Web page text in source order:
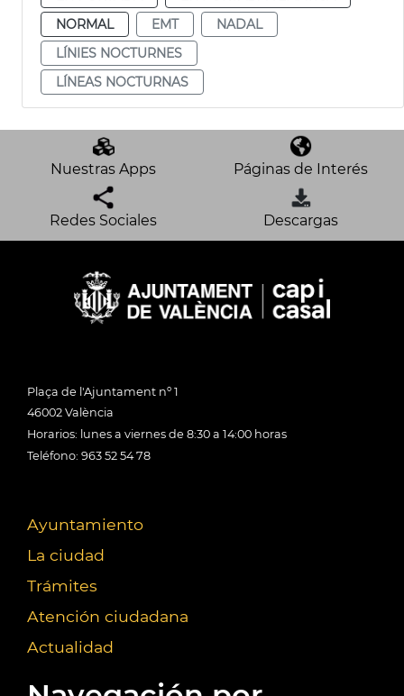
NORMAL
EMT
NADAL
LÍNIES NOCTURNES
LÍNEAS NOCTURNAS
Nuestras Apps Páginas de Interés
Redes Sociales Descargas
Plaça de l'Ajuntament nº 1
46002 València
Horarios: lunes a viernes de 8:30 a 14:00 horas
Teléfono: 963 52 54 78
Ayuntamiento
La ciudad
Trámites
Atención ciudadana
Actualidad